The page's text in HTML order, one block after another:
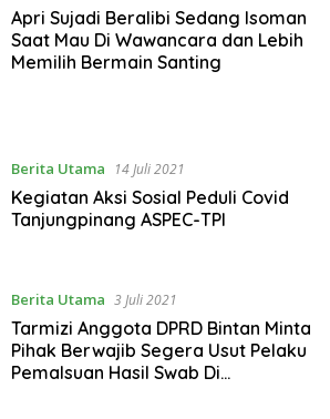
Apri Sujadi Beralibi Sedang Isoman
Saat Mau Di Wawancara dan Lebih
Memilih Bermain Santing
Berita Utama 14 Juli 2021
Kegiatan Aksi Sosial Peduli Covid
Tanjungpinang ASPEC-TPI
Berita Utama 3 Juli 2021
Tarmizi Anggota DPRD Bintan Minta
Pihak Berwajib Segera Usut Pelaku
Pemalsuan Hasil Swab Di